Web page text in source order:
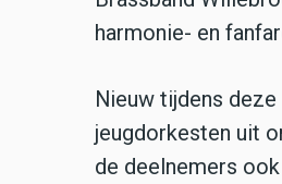
harmonie- en
Nieuw tijdens
jeugdorkesten uit
de deelnemers